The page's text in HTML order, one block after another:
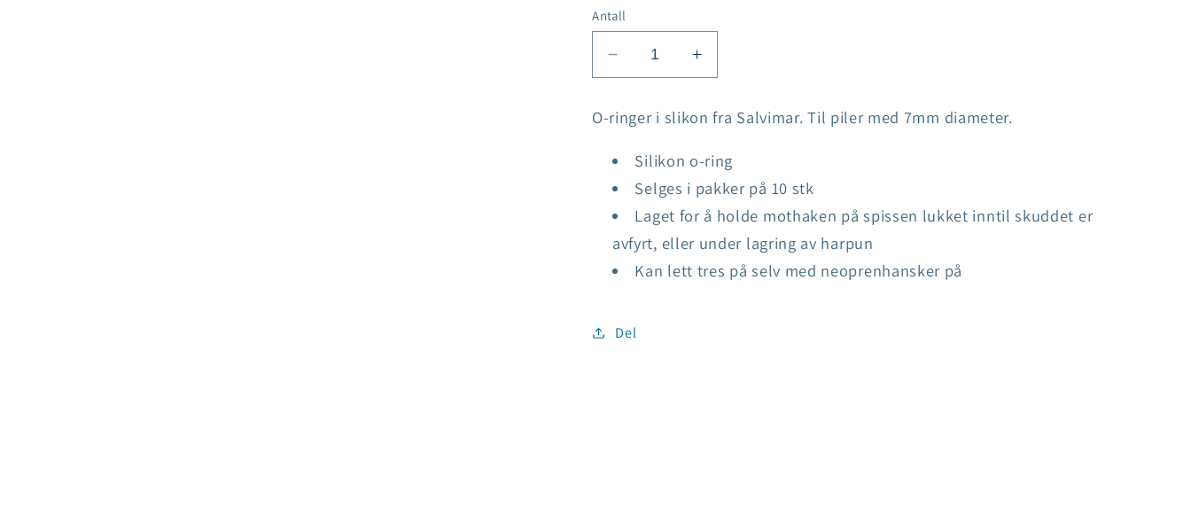
Antall
Senk
antallet
Salvimar
ring,
10
pk
Øk
antallet
for
Salvimar
ring,
10
pk
O-ringer i slikon fra Salvimar. Til piler med 7mm diameter.
Silikon o-ring
Selges i pakker på 10 stk
Laget for å holde mothaken på spissen lukket inntil skuddet er
avfyrt, eller under lagring av harpun
Kan lett tres på selv med neoprenhansker på
Del